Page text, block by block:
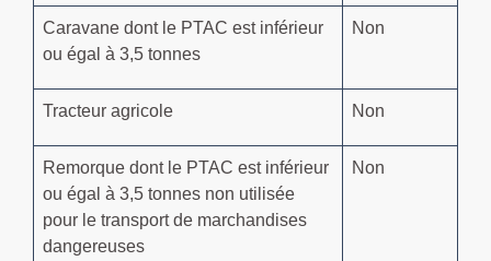
Caravane dont le PTAC est inférieur
ou égal à 3,5 tonnes
Non
Tracteur agricole Non
Remorque dont le PTAC est inférieur
ou égal à 3,5 tonnes non utilisée
pour le transport de marchandises
dangereuses
Non